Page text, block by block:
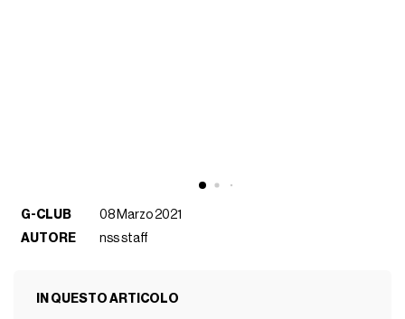
G-CLUB
08 Marzo 2021
AUTORE
nss staff
IN QUESTO ARTICOLO